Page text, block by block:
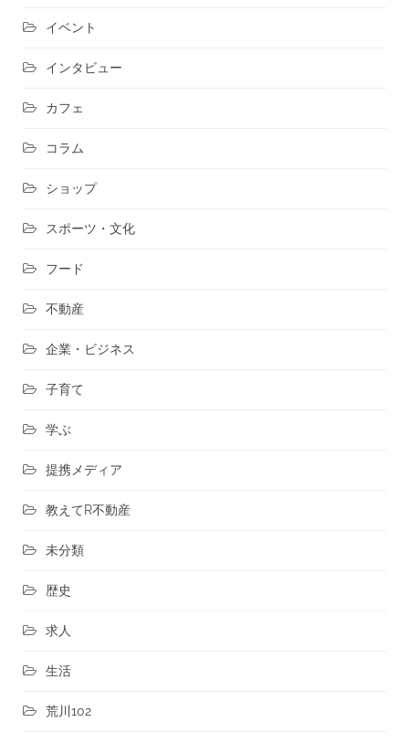
イベント
インタビュー
カフェ
コラム
ショップ
スポーツ・文化
フード
不動産
企業・ビジネス
子育て
学ぶ
提携メディア
教えてR不動産
未分類
歴史
求人
生活
荒川102